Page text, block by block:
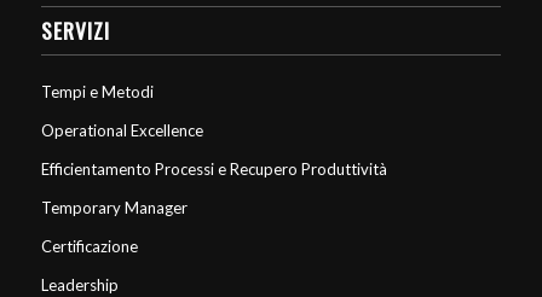
SERVIZI
Tempi e Metodi
Operational Excellence
Efficientamento Processi e Recupero Produttività
Temporary Manager
Certificazione
Leadership